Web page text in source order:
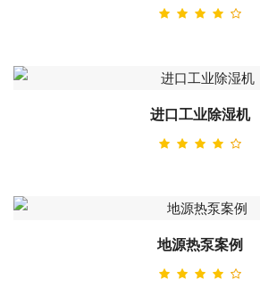
进口工业除湿机
地源热泵案例